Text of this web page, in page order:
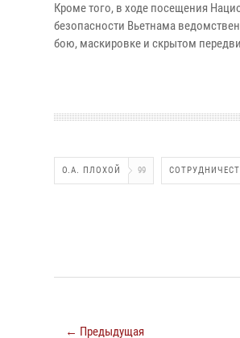
Кроме того, в ходе посещения
безопасности Вьетнама
бою, маскировке и скрытом
О.А. ПЛОХОЙ 99
← Предыдущая